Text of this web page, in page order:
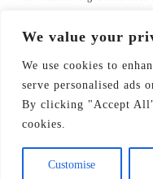
We value your
We use cookies to
serve personalised ads
By clicking "Accept
cookies.
Customise
mod russere«
Bagmanden i Velkommen-
Dubai